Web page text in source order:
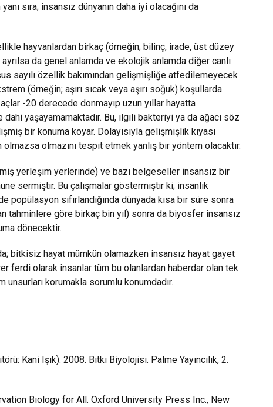
sıra; insansız dünyanın daha iyi olacağını da
hayvanlardan birkaç (örneğin; bilinç, irade, üst düzey
da genel anlamda ve ekolojik anlamda diğer canlı
sayılı özellik bakımından gelişmişliğe atfedilemeyecek
(örneğin; aşırı sıcak veya aşırı soğuk) koşullarda
-20 derecede donmayıp uzun yıllar hayatta
yaşayamamaktadır. Bu, ilgili bakteriyi ya da ağacı söz
bir konuma koyar. Dolayısıyla gelişmişlik kıyası
olmazını tespit etmek yanlış bir yöntem olacaktır.
yerleşim yerlerinde) ve bazı belgeseller insansız bir
sermiştir. Bu çalışmalar göstermiştir ki; insanlık
sıfırlandığında dünyada kısa bir süre sonra
tahminlere göre birkaç bin yıl) sonra da biyosfer insansız
dönecektir.
bitkisiz hayat mümkün olamazken insansız hayat gayet
ferdi olarak insanlar tüm bu olanlardan haberdar olan tek
korumakla sorumlu konumdadır.
Kani Işık). 2008. Bitki Biyolojisi. Palme Yayıncılık, 2.
Biology for All. Oxford University Press Inc., New